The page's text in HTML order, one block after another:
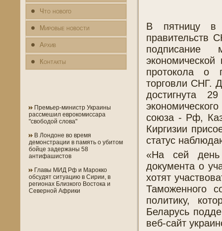
Что нового
Мировые новости
Архив
Контакты
Премьер-министр Украины
рассмешил еврокомиссара
"свободой слова"
В Лондоне во время
демонстрации в память о убитом
бойце задержаны 58
антифашистов
Главы МИД Рф и Марокко
обсудят ситуацию в Сирии, в
регионах Близкого Востока и
Северной Африки
В пятницу в
правительств
подписание
протокола о
торговли СНГ.
достигнута
союза - Рф,
Киргизии
статус
«На сей день
документа о
хотят
Таможенного
политику,
Беларусь
веб-сайт